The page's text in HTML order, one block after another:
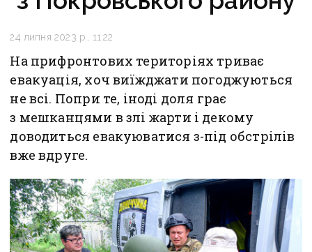
24 липня 2023 р., 11:22
На прифронтових територіях триває
евакуація, хоч виїжджати погоджуються
не всі. Попри те, іноді доля грає
з мешканцями в злі жарти і декому
доводиться евакуюватися з-під обстрілів
вже вдруге.